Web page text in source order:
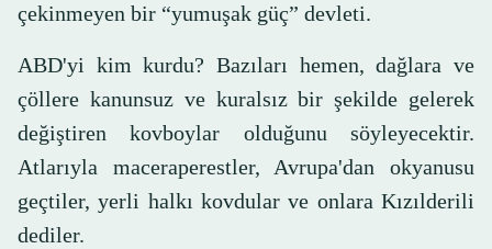
çekinmeyen bir “yumuşak güç” devleti.
ABD'yi kim kurdu? Bazıları hemen, dağlara ve
çöllere kanunsuz ve kuralsız bir şekilde gelerek
değiştiren kovboylar olduğunu söyleyecektir.
Atlarıyla maceraperestler, Avrupa'dan okyanusu
geçtiler, yerli halkı kovdular ve onlara Kızılderili
dediler.